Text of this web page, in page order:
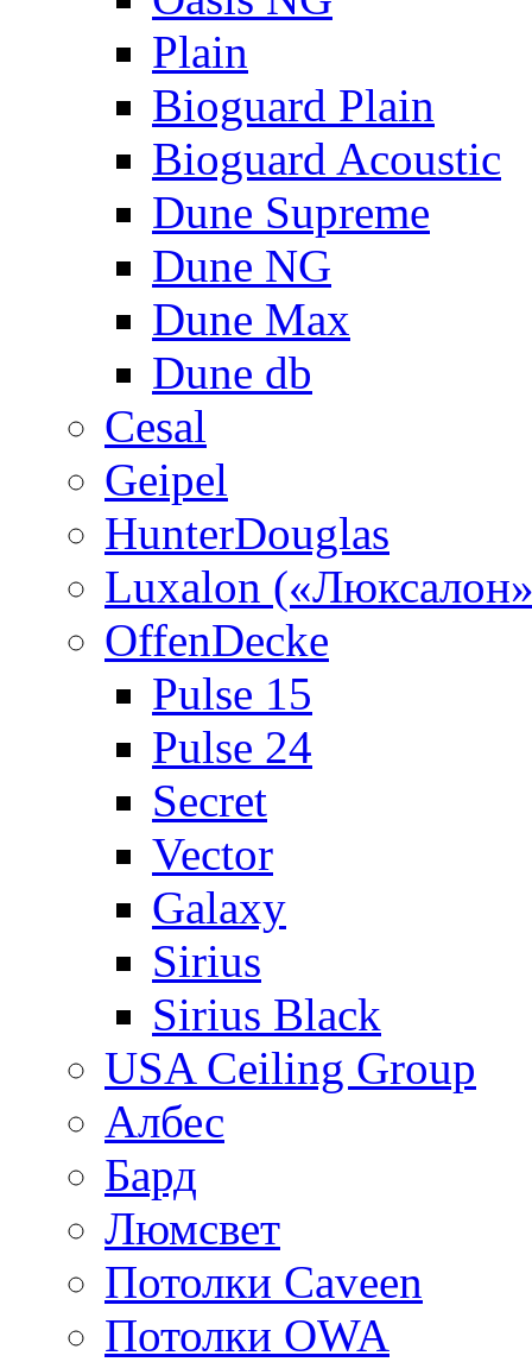
Plain
Bioguard Plain
Bioguard Acoustic
Dune Supreme
Dune NG
Dune Max
Dune db
Cesal
Geipel
HunterDouglas
Luxalon
OffenDecke
Pulse 15
Pulse 24
Secret
Vector
Galaxy
Sirius
Sirius Black
USA Ceiling Group
Албес
Бард
Люмсвет
Потолки Caveen
Потолки OWA